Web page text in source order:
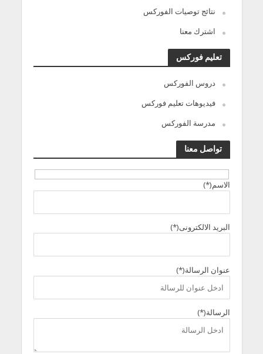
نتائج توصيات الفوركس
اشترك معنا
تعليم فوركس
دروس الفوركس
فيديوهات تعليم فوركس
مدرسة الفوركس
تواصل معنا
الاسم(*)
البريد الالكترونى(*)
عنوان الرسالة(*)
الرسالة(*)